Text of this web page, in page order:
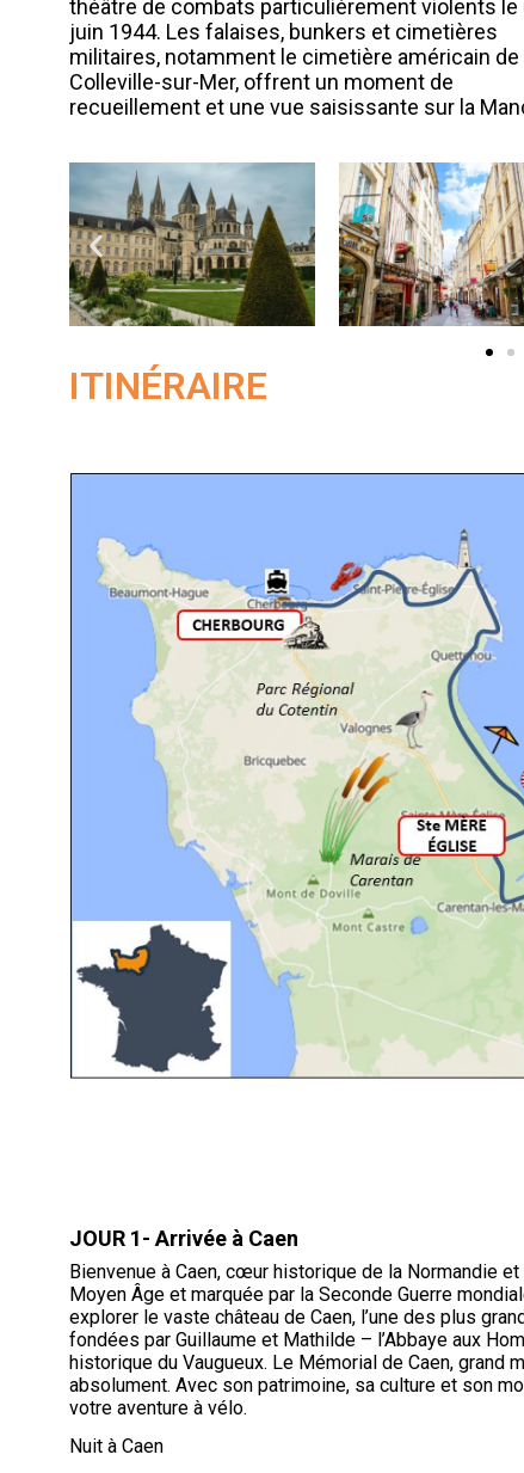
théâtre de combats particulièrement violents le
juin 1944. Les falaises, bunkers et cimetières
militaires, notamment le cimetière américain de
Colleville-sur-Mer, offrent un moment de
recueillement et une vue saisissante sur la
ITINÉRAIRE
JOUR 1- Arrivée à Caen
Bienvenue à Caen, cœur historique de la Normandie
Moyen Âge et marquée par la Seconde Guerre
explorer le vaste château de Caen, l’une des plus
fondées par Guillaume et Mathilde – l’Abbaye aux
historique du Vaugueux. Le Mémorial de Caen, grand
absolument. Avec son patrimoine, sa culture et son
votre aventure à vélo.
Nuit à Caen